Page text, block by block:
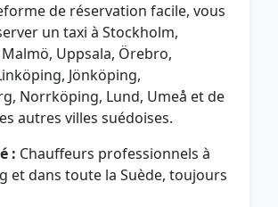
de réservation facile, vous
un taxi à Stockholm,
Uppsala, Örebro,
Jönköping,
Norrköping, Lund, Umeå et de
autres villes suédoises.
: Chauffeurs professionnels à
et dans toute la Suède, toujours